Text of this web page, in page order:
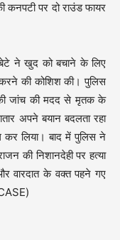
पर दो राउंड फायर
बेटे ने खुद को बचाने के लिए
की कोशिश की। पुलिस
जांच की मदद से मृतक के
अपने बयान बदलता रहा
लिया। बाद में पुलिस ने
की निशानदेही पर हत्या
वारदात के वक्त पहने गए